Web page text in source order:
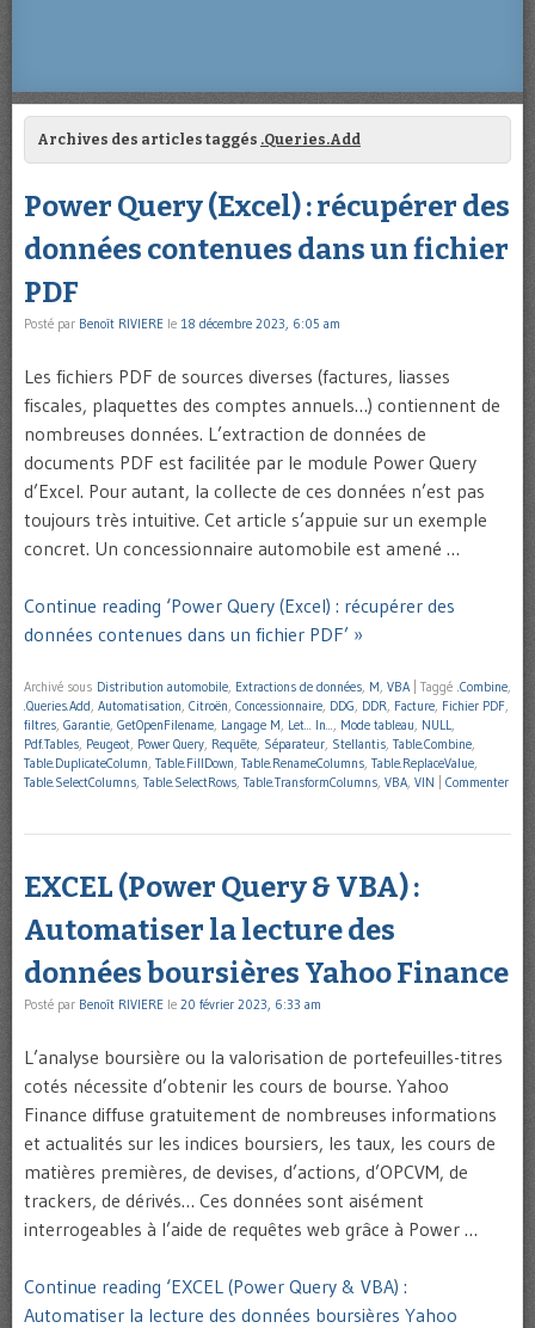
Archives des articles taggés .Queries.Add
Power Query (Excel) : récupérer des
données contenues dans un fichier
PDF
Posté par Benoît RIVIERE le 18 décembre 2023, 6:05 am
Les fichiers PDF de sources diverses (factures, liasses
fiscales, plaquettes des comptes annuels…) contiennent de
nombreuses données. L’extraction de données de
documents PDF est facilitée par le module Power Query
d’Excel. Pour autant, la collecte de ces données n’est pas
toujours très intuitive. Cet article s’appuie sur un exemple
concret. Un concessionnaire automobile est amené …
Continue reading ‘Power Query (Excel) : récupérer des
données contenues dans un fichier PDF’ »
Archivé sous Distribution automobile, Extractions de données, M, VBA Taggé .Combine,
.Queries.Add, Automatisation, Citroën, Concessionnaire, DDG, DDR, Facture, Fichier PDF,
filtres, Garantie, GetOpenFilename, Langage M, Let... In..., Mode tableau, NULL,
Pdf.Tables, Peugeot, Power Query, Requête, Séparateur, Stellantis, Table.Combine,
Table.DuplicateColumn, Table.FillDown, Table.RenameColumns, Table.ReplaceValue,
Table.SelectColumns, Table.SelectRows, Table.TransformColumns, VBA, VIN Commenter
EXCEL (Power Query & VBA) :
Automatiser la lecture des
données boursières Yahoo Finance
Posté par Benoît RIVIERE le 20 février 2023, 6:33 am
L’analyse boursière ou la valorisation de portefeuilles-titres
cotés nécessite d’obtenir les cours de bourse. Yahoo
Finance diffuse gratuitement de nombreuses informations
et actualités sur les indices boursiers, les taux, les cours de
matières premières, de devises, d’actions, d’OPCVM, de
trackers, de dérivés… Ces données sont aisément
interrogeables à l’aide de requêtes web grâce à Power …
Continue reading ‘EXCEL (Power Query & VBA) :
Automatiser la lecture des données boursières Yahoo